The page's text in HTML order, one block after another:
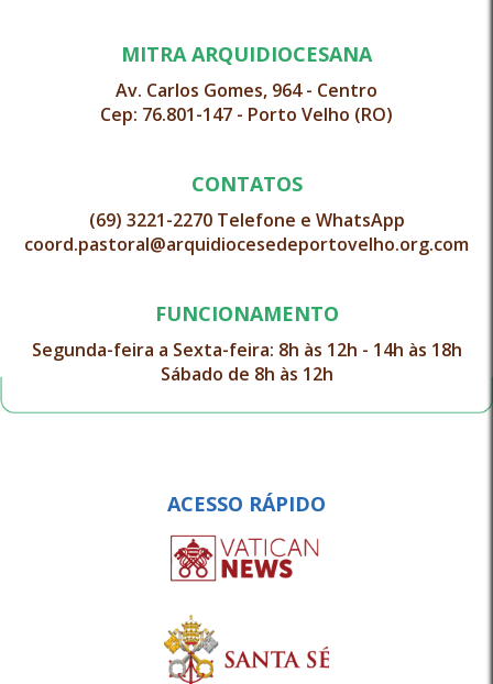
MITRA ARQUIDIOCESANA
Av. Carlos Gomes, 964 - Centro
Cep: 76.801-147 - Porto Velho (RO)
CONTATOS
(69) 3221-2270 Telefone e WhatsApp
coord.pastoral@arquidiocesedeportovelho.org.com
FUNCIONAMENTO
Segunda-feira a Sexta-feira: 8h às 12h - 14h às 18h
Sábado de 8h às 12h
ACESSO RÁPIDO